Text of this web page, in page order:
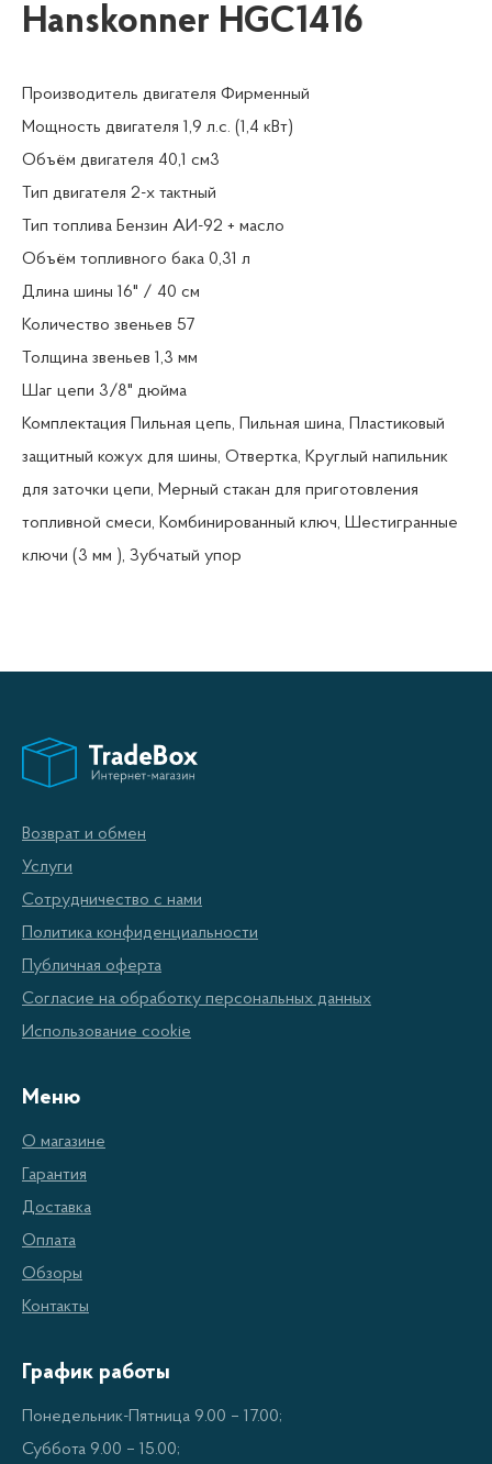
Hanskonner HGC1416
Производитель двигателя Фирменный
Мощность двигателя 1,9 л.с. (1,4 кВт)
Объём двигателя 40,1 см3
Тип двигателя 2-х тактный
Тип топлива Бензин АИ-92 + масло
Объём топливного бака 0,31 л
Длина шины 16" / 40 см
Количество звеньев 57
Толщина звеньев 1,3 мм
Шаг цепи 3/8" дюйма
Комплектация Пильная цепь, Пильная шина, Пластиковый
защитный кожух для шины, Отвертка, Круглый напильник
для заточки цепи, Мерный стакан для приготовления
топливной смеси, Комбинированный ключ, Шестигранные
ключи (3 мм ), Зубчатый упор
Возврат и обмен
Услуги
Сотрудничество с нами
Политика конфиденциальности
Публичная оферта
Согласие на обработку персональных данных
Использование cookie
Меню
О магазине
Гарантия
Доставка
Оплата
Обзоры
Контакты
График работы
Понедельник-Пятница 9.00 – 17.00;
Суббота 9.00 – 15.00;